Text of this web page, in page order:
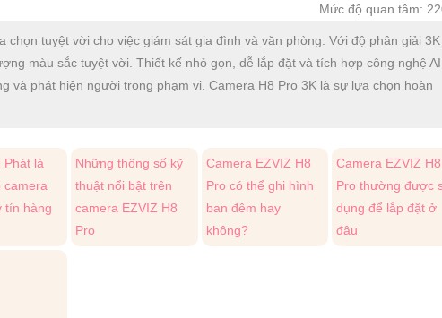
Mức độ quan tâm:
chọn tuyệt vời cho việc giám sát gia đình và văn phòng. Với độ phân giải 3K
màu sắc tuyệt vời. Thiết kế nhỏ gọn, dễ lắp đặt và tích hợp công nghệ AI
và phát hiện người trong phạm vi. Camera H8 Pro 3K là sự lựa chọn hoàn
Phát là
camera
tín hàng
Những thông số kỹ
thuật nổi bật trên
camera EZVIZ H8
Pro
Camera EZVIZ H8
Pro có thể ghi hình
ban đêm hay
không?
Camera EZVIZ H8
Pro thường được
dụng để lắp đặt ở
đâu